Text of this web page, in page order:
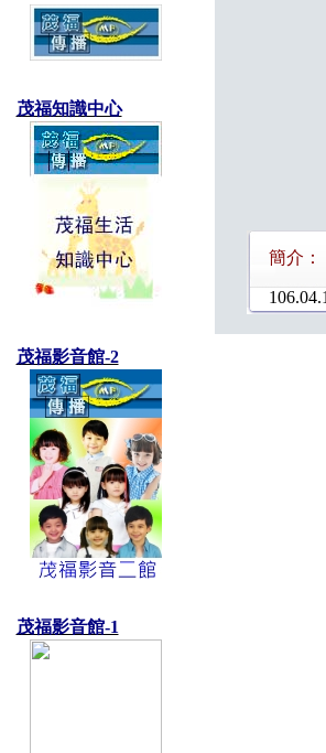
茂福知識中心
茂福影音館-2
茂福影音館-1
簡介：